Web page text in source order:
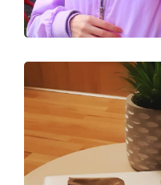
Catégorie: